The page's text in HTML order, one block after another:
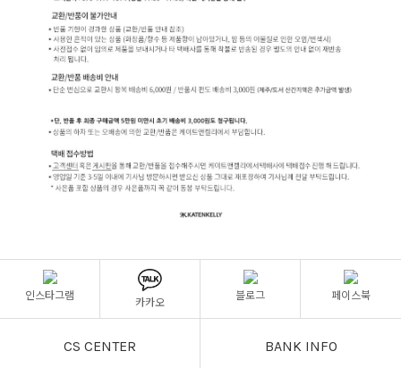
인스타그램
카카오
블로그 페이스북
CS CENTER BANK INFO